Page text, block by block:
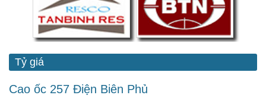
Tỷ giá
Cao ốc 257 Điện Biên Phủ